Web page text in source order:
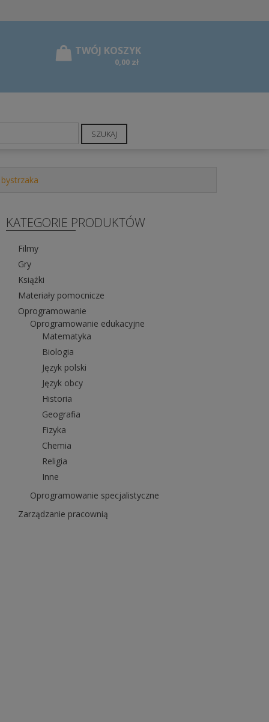
0,00 zł
SZUKAJ
KATEGORIE PRODUKTÓW
Filmy
Gry
Książki
Materiały pomocnicze
Oprogramowanie
Oprogramowanie edukacyjne
Matematyka
Biologia
Język polski
Język obcy
Historia
Geografia
Fizyka
Chemia
Religia
Inne
Oprogramowanie specjalistyczne
Zarządzanie pracownią